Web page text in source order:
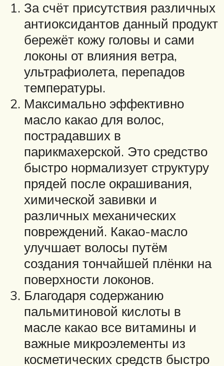
За счёт присутствия различных
антиоксидантов данный продукт
бережёт кожу головы и сами
локоны от влияния ветра,
ультрафиолета, перепадов
температуры.
Максимально эффективно
масло какао для волос,
пострадавших в
парикмахерской. Это средство
быстро нормализует структуру
прядей после окрашивания,
химической завивки и
различных механических
повреждений. Какао-масло
улучшает волосы путём
создания тончайшей плёнки на
поверхности локонов.
Благодаря содержанию
пальмитиновой кислоты в
масле какао все витамины и
важные микроэлементы из
косметических средств быстро